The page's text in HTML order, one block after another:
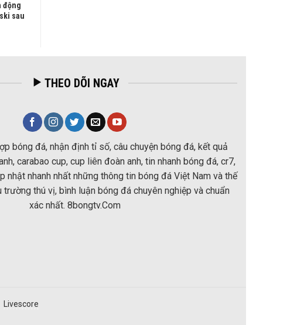
động
sau
THEO DÕI NGAY
bóng đá, nhận định tỉ số, câu chuyện bóng đá, kết quả
carabao cup, cup liên đoàn anh, tin nhanh bóng đá, cr7,
nhật nhanh nhất những thông tin bóng đá Việt Nam và thế
trường thú vị, bình luận bóng đá chuyên nghiệp và chuẩn
xác nhất. 8bongtv.Com
Livescore